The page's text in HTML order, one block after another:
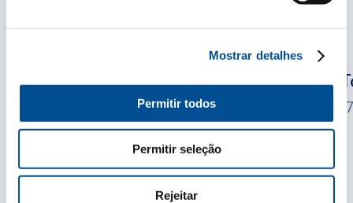
Mostrar detalhes
Permitir todos
Permitir seleção
Rejeitar
Camisa Casal Garcia